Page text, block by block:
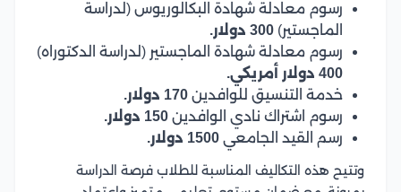
رسوم معادلة شهادة البكالوريوس (لدراسة
الماجستير) 300 دولار.
رسوم معادلة شهادة الماجستير (لدراسة الدكتوراه)
400 دولار أمريكي.
خدمة التنسيق للوافدين 170 دولار.
رسوم اشتراك نادي الوافدين
رسم القيد الجامعي 1500 دولار.
وتتيح هذه التكاليف المناسبة للطلاب فرصة الدراسة